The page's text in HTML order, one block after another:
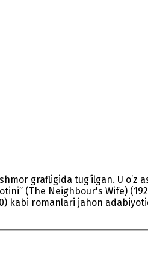
grafligida tug’ilgan. U o’z
(The Neighbour's Wife)
kabi romanlari jahon